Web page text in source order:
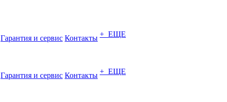
Гарантия и сервис Контакты + ЕЩЕ
Гарантия и сервис Контакты + ЕЩЕ